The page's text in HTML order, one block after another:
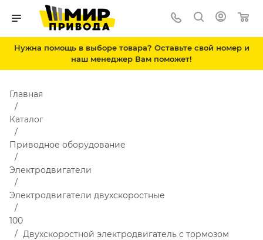
Нужна помощь в выборе товара? Оставьте свой номер и
наш менеджер Вам поможет!
Главная
Каталог
Приводное оборудование
Электродвигатели
Электродвигатели двухскоростные
100
Двухскоростной электродвигатель с тормозом